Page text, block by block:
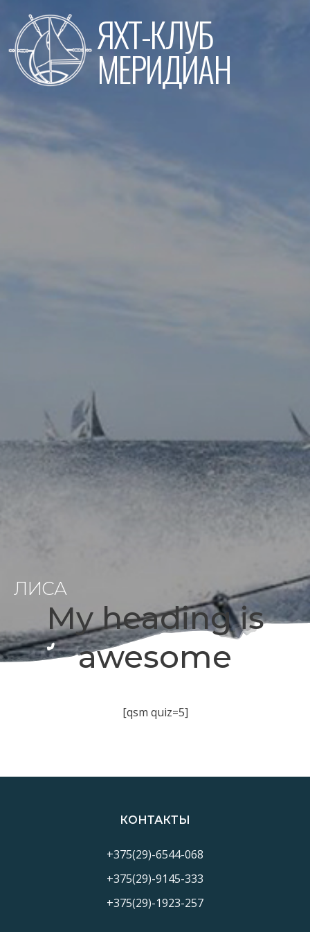
к
содержимому
ЯХТ-КЛУБ
МЕРИДИАН
ЛИСА
My heading is
awesome
[qsm quiz=5]
КОНТАКТЫ
+375(29)-6544-068
+375(29)-9145-333
+375(29)-1923-257